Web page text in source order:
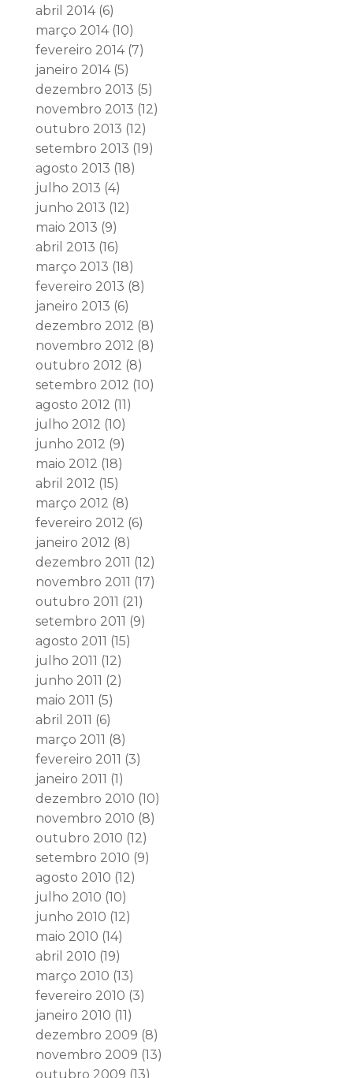
abril 2014(6)
março 2014(10)
fevereiro 2014(7)
janeiro 2014(5)
dezembro 2013 (5)
novembro 2013 (12)
outubro 2013 (12)
setembro 2013 (19)
agosto 2013 (18)
julho 2013 (4)
junho 2013 (12)
maio 2013 (9)
abril 2013 (16)
março 2013 (18)
fevereiro 2013 (8)
janeiro 2013 (6)
dezembro 2012 (8)
novembro 2012 (8)
outubro 2012 (8)
setembro 2012 (10)
agosto 2012 (11)
julho 2012 (10)
junho 2012 (9)
maio 2012 (18)
abril 2012 (15)
março 2012 (8)
fevereiro 2012 (6)
janeiro 2012 (8)
dezembro 2011 (12)
novembro 2011 (17)
outubro 2011 (21)
setembro 2011 (9)
agosto 2011 (15)
julho 2011 (12)
junho 2011 (2)
maio 2011 (5)
abril 2011 (6)
março 2011 (8)
fevereiro 2011 (3)
janeiro 2011 (1)
dezembro 2010 (10)
novembro 2010 (8)
outubro 2010 (12)
setembro 2010 (9)
agosto 2010 (12)
julho 2010 (10)
junho 2010 (12)
maio 2010 (14)
abril 2010 (19)
março 2010 (13)
fevereiro 2010 (3)
janeiro 2010 (11)
dezembro 2009 (8)
novembro 2009 (13)
outubro 2009 (13)